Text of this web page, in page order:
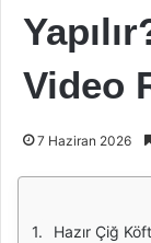
Video
7 Haziran 2026
Hazır Çiğ